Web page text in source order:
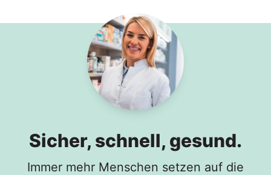
Sicher, schnell, gesund.
Immer mehr Menschen setzen auf die